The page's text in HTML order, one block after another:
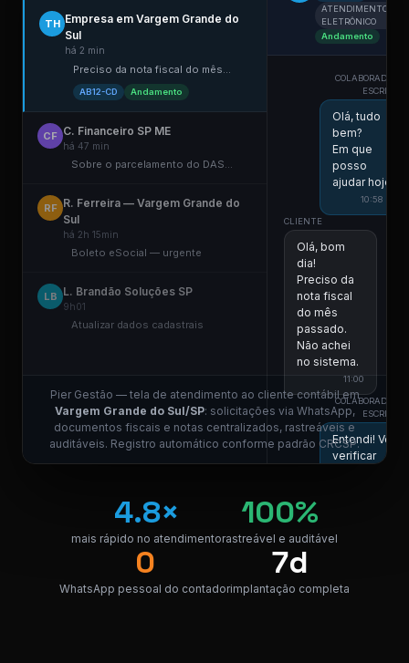
TH Empresa em Vargem Grande do
Sul
há 2 min
Preciso da nota fiscal do mês...
AB12-CD Andamento
CF C. Financeiro SP ME
há 47 min
Sobre o parcelamento do DAS...
RF R. Ferreira — Vargem Grande do
Sul
há 2h 15min
Boleto eSocial — urgente
LB L. Brandão Soluções SP
9h01
Atualizar dados cadastrais
ATENDIMENTO
ELETRÔNICO
Andamento
COLABORADOR
Olá, tudo
bem?
Em que
posso
ajudar hoje?
10:58 ✓✓
CLIENTE
Olá, bom
dia!
Preciso da
nota fiscal
do mês
passado.
Não achei
no sistema.
11:00
COLABORADOR
Entendi! Vou
verificar
competência?
Competência
Pier Gestão — tela de atendimento ao cliente contábil em
Vargem Grande do Sul/SP: solicitações via WhatsApp,
documentos fiscais e notas centralizados, rastreáveis e
auditáveis. Registro automático conforme padrão CRCSP.
4.8×
mais rápido no atendimento
100%
rastreável e auditável
0
WhatsApp pessoal do contador
7d
implantação completa